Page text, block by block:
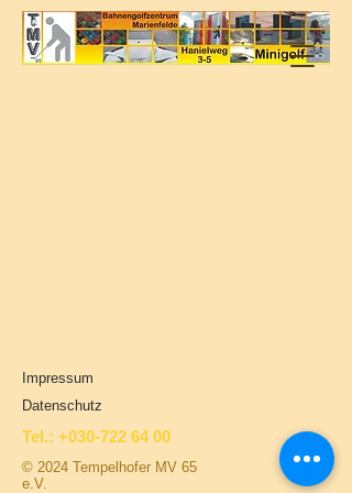
Impressum
Datenschutz
Tel.: +030-722 64 00
© 2024 Tempelhofer MV 65
e.V.